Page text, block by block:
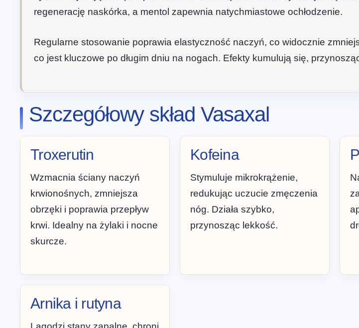
regenerację naskórka, a mentol zapewnia natychmiastowe ochłodzenie.
Regularne stosowanie poprawia elastyczność naczyń, co widocznie
co jest kluczowe po długim dniu na nogach. Efekty kumulują się,
Szczegółowy skład Vasaxal
Troxerutin
Wzmacnia ściany naczyń
krwionośnych, zmniejsza
obrzęki i poprawia przepływ
krwi. Idealny na żylaki i nocne
skurcze.
Kofeina
Stymuluje mikrokrążenie,
redukując uczucie zmęczenia
nóg. Działa szybko,
przynosząc lekkość.
Arnika i rutyna